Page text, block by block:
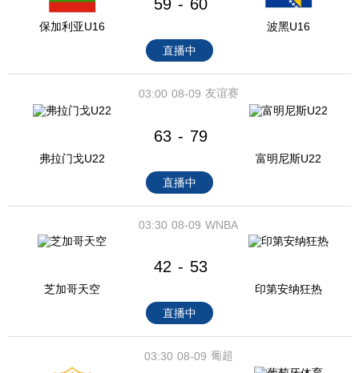
保加利亚U16
59 - 60
波黑U16
直播中
08-09
03:00 友谊赛
弗拉门戈U22
63 - 79
富明尼斯U22
直播中
08-09
03:30 WNBA
芝加哥天空
42 - 53
印第安纳狂热
直播中
08-09
03:30 葡超